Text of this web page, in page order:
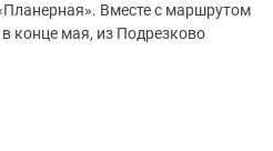
Вместе с маршрутом
конце мая, из Подрезково